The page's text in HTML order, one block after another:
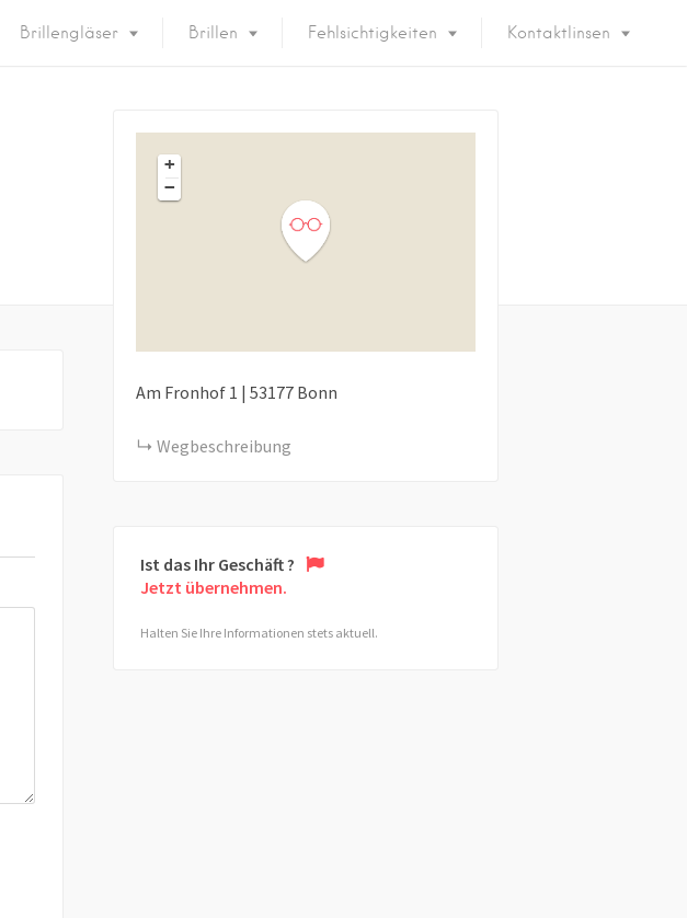
Brillengläser Brillen Fehlsichtigkeiten Kontaktlinsen
+
−
Am Fronhof 1 | 53177 Bonn
Wegbeschreibung
Ist das Ihr Geschäft ?
Jetzt übernehmen.
Halten Sie Ihre Informationen stets aktuell.